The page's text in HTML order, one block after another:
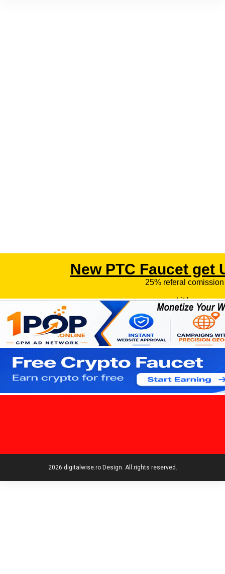
2026 digitalwise.ro Design. All rights reserved.